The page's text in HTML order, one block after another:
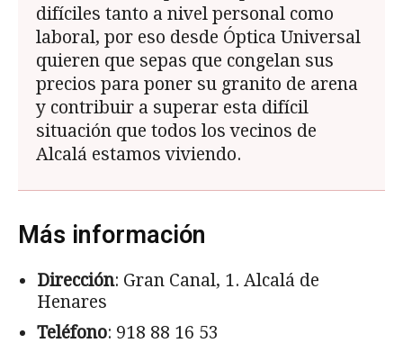
difíciles tanto a nivel personal como
laboral, por eso desde Óptica Universal
quieren que sepas que congelan sus
precios para poner su granito de arena
y contribuir a superar esta difícil
situación que todos los vecinos de
Alcalá estamos viviendo.
Más información
Dirección: Gran Canal, 1. Alcalá de
Henares
Teléfono: 918 88 16 53